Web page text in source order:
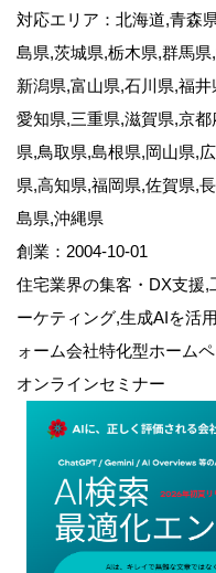
対応エリア：北海道,青森
島県,茨城県,栃木県,群馬
新潟県,富山県,石川県,福
愛知県,三重県,滋賀県,京
県,鳥取県,島根県,岡山県,
県,高知県,福岡県,佐賀県,
島県,沖縄県
創業：2004-10-01
住宅業界の集客・DX支援
ーケティング,生成AIを活
ォーム会社特化型ホーム
オンラインセミナー